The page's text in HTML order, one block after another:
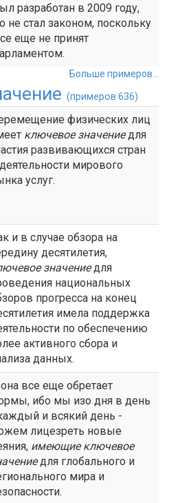
разработан в 2009 году,
не стал законом, поскольку
еще не принят
Больше примеров...
(примеров 636)
физических лиц
ключевое значениедля
развивающихся стран
мирового
услуг.
и в случае обзора на
десятилетия,
значениедля
национальных
прогресса на конец
имела поддержка
по обеспечению
активного сбора и
данных.
все еще обретает
ибо мы изо дня в день
и всякий день -
лицезреть новые
имеющиеключевое
для глобального и
мира и